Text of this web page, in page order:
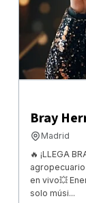
Bray
Madrid
🔥 ¡LLEGA
agropecuario
en vivo💥
solo músi...